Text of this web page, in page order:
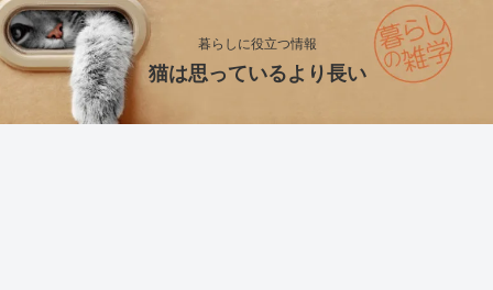
暮らしに役立つ情報
猫は思っているより長い